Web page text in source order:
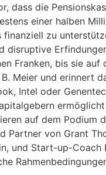
dass die
einer halben
zu
disruptive
Franken, bis sie auf
Meier und erinnert
Intel oder
auf dem Podium
Partner von Grant
und Start-up-Coach